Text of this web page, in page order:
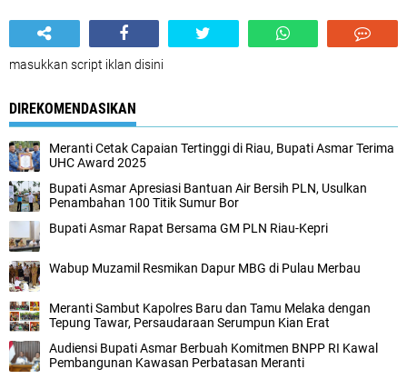
masukkan script iklan disini
DIREKOMENDASIKAN
Meranti Cetak Capaian Tertinggi di Riau, Bupati Asmar Terima
UHC Award 2025
Bupati Asmar Apresiasi Bantuan Air Bersih PLN, Usulkan
Penambahan 100 Titik Sumur Bor
Bupati Asmar Rapat Bersama GM PLN Riau-Kepri
Wabup Muzamil Resmikan Dapur MBG di Pulau Merbau
Meranti Sambut Kapolres Baru dan Tamu Melaka dengan
Tepung Tawar, Persaudaraan Serumpun Kian Erat
Audiensi Bupati Asmar Berbuah Komitmen BNPP RI Kawal
Pembangunan Kawasan Perbatasan Meranti